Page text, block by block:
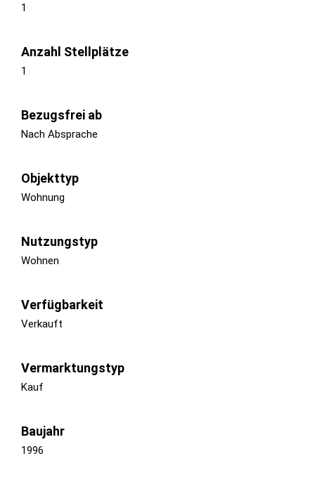
1
Anzahl Stellplätze
1
Bezugsfrei ab
Nach Absprache
Objekttyp
Wohnung
Nutzungstyp
Wohnen
Verfügbarkeit
Verkauft
Vermarktungstyp
Kauf
Baujahr
1996